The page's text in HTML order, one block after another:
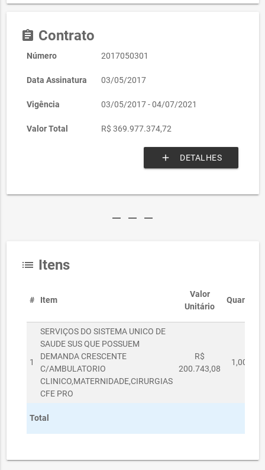
assignment Contrato
Número 2017050301
Data Assinatura 03/05/2017
Vigência 03/05/2017 - 04/07/2021
Valor Total R$ 369.977.374,72
add DETALHES
remove remove remove
list Itens
# Item
Valor
Unitário
1
SERVIÇOS DO SISTEMA UNICO DE
SAUDE SUS QUE POSSUEM
DEMANDA CRESCENTE
C/AMBULATORIO
CLINICO,MATERNIDADE,CIRURGIAS
CFE PRO
R$
200.743,08
Total